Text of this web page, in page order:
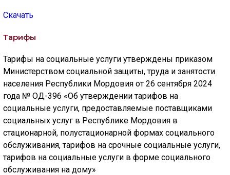
Скачать
Тарифы
Тарифы на социальные услуги утверждены приказом
Министерством социальной защиты, труда и занятости
населения Республики Мордовия от 26 сентября 2024
года № ОД-396 «Об утверждении тарифов на
социальные услуги, предоставляемые поставщиками
социальных услуг в Республике Мордовия в
стационарной, полустационарной формах социального
обслуживания, тарифов на срочные социальные услуги,
тарифов на социальные услуги в форме социального
обслуживания на дому»